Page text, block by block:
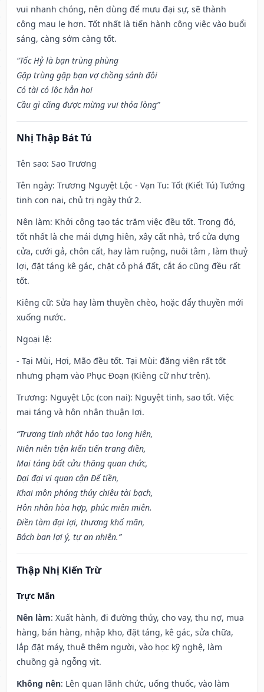
vui nhanh chóng, nên dùng để mưu đại sự, sẽ thành
công mau lẹ hơn. Tốt nhất là tiến hành công việc vào buổi
sáng, càng sớm càng tốt.
“Tốc Hỷ là bạn trùng phùng
Gặp trùng gặp bạn vợ chồng sánh đôi
Có tài có lộc hẳn hoi
Cầu gì cũng được mừng vui thỏa lòng”
Nhị Thập Bát Tú
Tên sao: Sao Trương
Tên ngày: Trương Nguyệt Lộc - Vạn Tu: Tốt (Kiết Tú) Tướng
tinh con nai, chủ trị ngày thứ 2.
Nên làm: Khởi công tạo tác trăm việc đều tốt. Trong đó,
tốt nhất là che mái dựng hiên, xây cất nhà, trổ cửa dựng
cửa, cưới gả, chôn cất, hay làm ruộng, nuôi tằm , làm thuỷ
lợi, đặt táng kê gác, chặt cỏ phá đất, cắt áo cũng đều rất
tốt.
Kiêng cữ: Sửa hay làm thuyền chèo, hoặc đẩy thuyền mới
xuống nước.
Ngoại lệ:
- Tại Mùi, Hợi, Mão đều tốt. Tại Mùi: đăng viên rất tốt
nhưng phạm vào Phục Đoạn (Kiêng cữ như trên).
Trương: Nguyệt Lộc (con nai): Nguyệt tinh, sao tốt. Việc
mai táng và hôn nhân thuận lợi.
“Trương tinh nhật hảo tạo long hiên,
Niên niên tiện kiến tiến trang điền,
Mai táng bất cửu thăng quan chức,
Đại đại vi quan cận Đế tiền,
Khai môn phóng thủy chiêu tài bạch,
Hôn nhân hòa hợp, phúc miên miên.
Điền tàm đại lợi, thương khố mãn,
Bách ban lợi ý, tự an nhiên.”
Thập Nhị Kiến Trừ
Trực Mãn
Nên làm: Xuất hành, đi đường thủy, cho vay, thu nợ, mua
hàng, bán hàng, nhập kho, đặt táng, kê gác, sửa chữa,
lắp đặt máy, thuê thêm người, vào học kỹ nghệ, làm
chuồng gà ngỗng vịt.
Không nên: Lên quan lãnh chức, uống thuốc, vào làm